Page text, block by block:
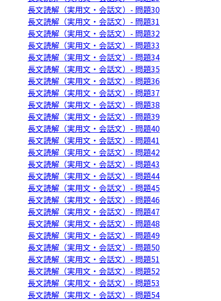
長文読解（実用文・会話文）- 問題30
長文読解（実用文・会話文）- 問題31
長文読解（実用文・会話文）- 問題32
長文読解（実用文・会話文）- 問題33
長文読解（実用文・会話文）- 問題34
長文読解（実用文・会話文）- 問題35
長文読解（実用文・会話文）- 問題36
長文読解（実用文・会話文）- 問題37
長文読解（実用文・会話文）- 問題38
長文読解（実用文・会話文）- 問題39
長文読解（実用文・会話文）- 問題40
長文読解（実用文・会話文）- 問題41
長文読解（実用文・会話文）- 問題42
長文読解（実用文・会話文）- 問題43
長文読解（実用文・会話文）- 問題44
長文読解（実用文・会話文）- 問題45
長文読解（実用文・会話文）- 問題46
長文読解（実用文・会話文）- 問題47
長文読解（実用文・会話文）- 問題48
長文読解（実用文・会話文）- 問題49
長文読解（実用文・会話文）- 問題50
長文読解（実用文・会話文）- 問題51
長文読解（実用文・会話文）- 問題52
長文読解（実用文・会話文）- 問題53
長文読解（実用文・会話文）- 問題54